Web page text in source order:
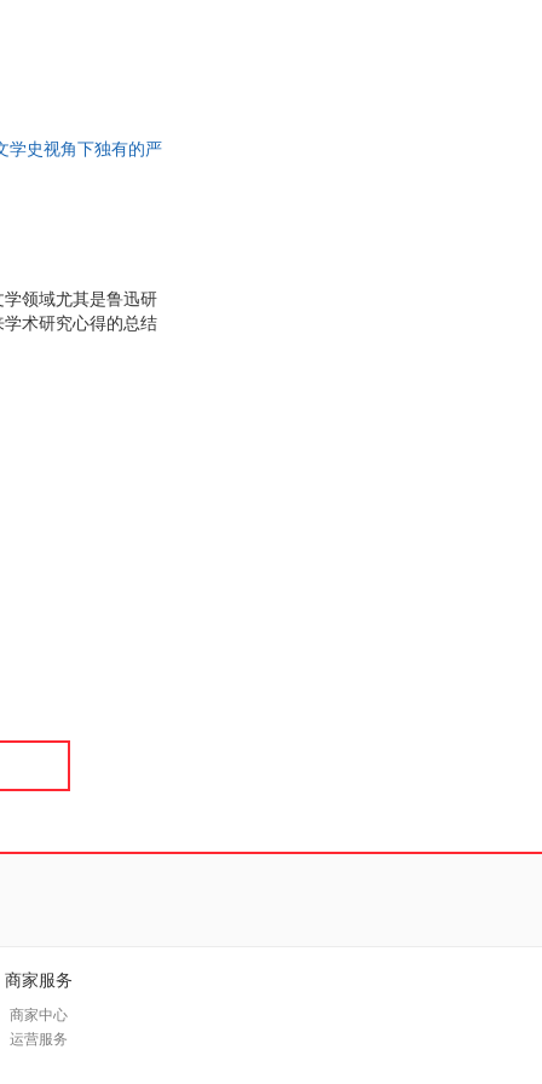
学史视角下独有的严
领域尤其是鲁迅研
术研究心得的总结
学史研究方面的态
商家服务
商家中心
运营服务